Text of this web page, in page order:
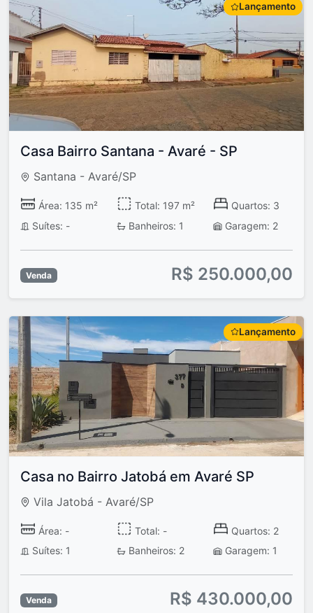
Lançamento
Casa Bairro Santana - Avaré - SP
Santana - Avaré/SP
Área: 135 m² Total: 197 m²
Quartos: 3
Suítes: -
Banheiros: 1 Garagem: 2
Venda R$ 250.000,00
Lançamento
Casa no Bairro Jatobá em Avaré SP
Vila Jatobá - Avaré/SP
Área: - Total: -
Quartos: 2
Suítes: 1
Banheiros: 2 Garagem: 1
Venda R$ 430.000,00